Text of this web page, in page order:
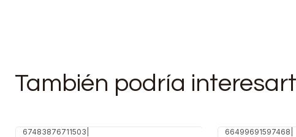
También podría
67483876711503 66499691597468